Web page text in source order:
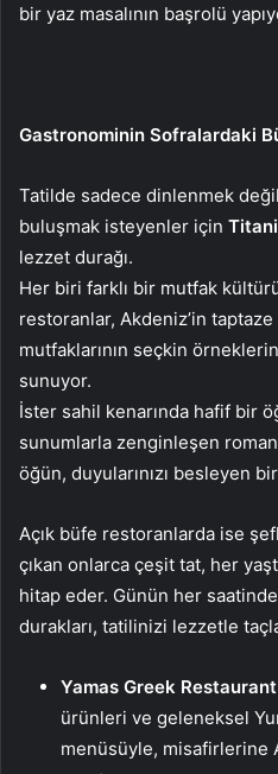
bir yaz masalının başrolü
Gastronominin Sofralardaki
Tatilde sadece dinlenmek
buluşmak isteyenler için
lezzet durağı.
Her biri farklı bir mutfak
restoranlar, Akdeniz’in
mutfaklarının seçkin
sunuyor.
İster sahil kenarında hafif bir
sunumlarla zenginleşen
öğün, duyularınızı besleyen
Açık büfe restoranlarda ise
çıkan onlarca çeşit tat, her
hitap eder. Günün her
durakları, tatilinizi lezzetle
Yamas Greek Restaurant
ürünleri ve geleneksel
menüsüyle, misafirlerine